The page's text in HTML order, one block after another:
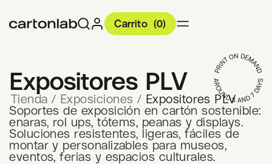
Carrito (0)
Expositores PLV
Tienda / Exposiciones / Expositores PLV
Soportes de exposición en cartón sostenible:
enaras, rol ups, tótems, peanas y displays.
Soluciones resistentes, ligeras, fáciles de
montar y personalizables para museos,
eventos, ferias y espacios culturales.